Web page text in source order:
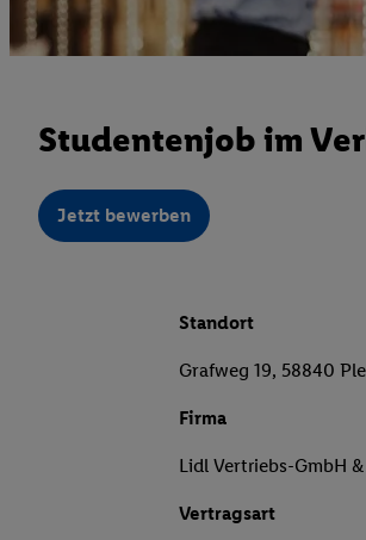
Studentenjob im
Jetzt bewerben
Standort
Grafweg 19, 58840
Firma
Lidl Vertriebs-GmbH
Vertragsart